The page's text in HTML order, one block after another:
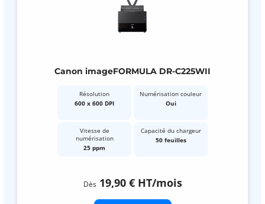
Canon imageFORMULA DR-C225WII
Résolution
600 x 600 DPI
Numérisation couleur
Oui
Vitesse de
numérisation
25 ppm
Capacité du chargeur
50 feuilles
Dès 19,90 € HT/mois